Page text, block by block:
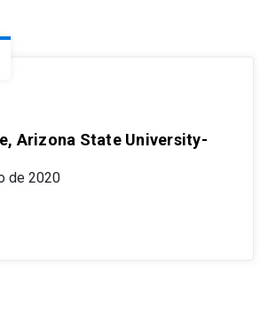
Arizona State University-
de 2020